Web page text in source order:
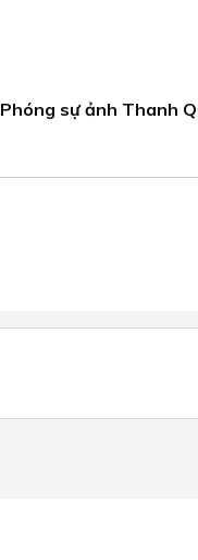
Phóng sự ảnh Thanh